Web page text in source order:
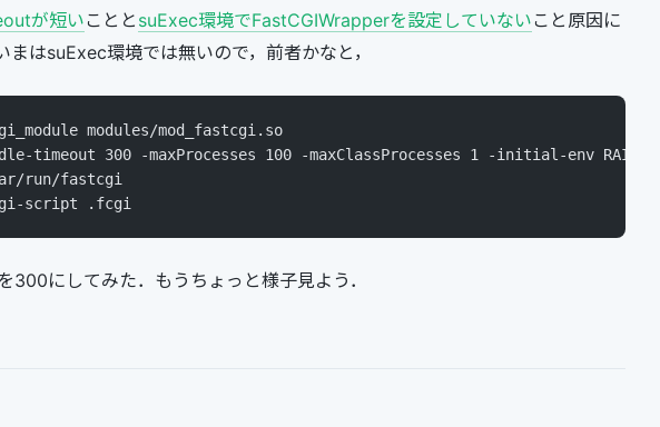
が短い ことと suExec環境でFastCGIWrapperを設定していない こと原因に
はsuExec環境では無いので，前者かなと，
modules/mod_fastcgi.so
timeout 300 -maxProcesses 100 -maxClassProcesses 1 -initial-env
run/fastcgi
script .fcgi
にしてみた．もうちょっと様子見よう．